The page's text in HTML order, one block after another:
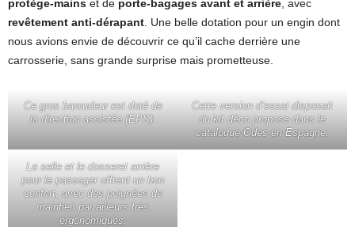
protège-mains et de porte-bagages avant et arrière , avec
revêtement anti-dérapant . Une belle dotation pour un engin dont
nous avions envie de découvrir ce qu’il cache derrière une
carrosserie, sans grande surprise mais prometteuse.
Ce gros baroudeur est doté de
la direction assistée (EPS).
Cette version d’essai disposait
du kit déco propose dans le
catalogue Odes en Espagne.
La selle et le dosseret arrière
pour le passager offrent un bon
confort, avec des poignées de
maintien par ailleurs très
ergonomiques.